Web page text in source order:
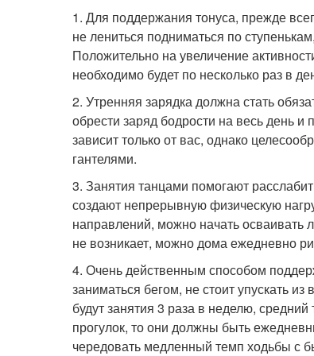
1. Для поддержания тонуса, прежде
не лениться подниматься по
Положительно на увеличение
необходимо будет по несколько раз в
2. Утренняя зарядка должна стать
обрести заряд бодрости на весь день
зависит только от вас, однако
гантелями.
3. Занятия танцами помогают
создают непрерывную физическую
направлений, можно начать осваивать
не возникает, можно дома ежедневно
4. Очень действенным способом
заниматься бегом, не стоит упускать
будут занятия 3 раза в неделю,
прогулок, то они должны быть
чередовать медленный темп ходьбы с